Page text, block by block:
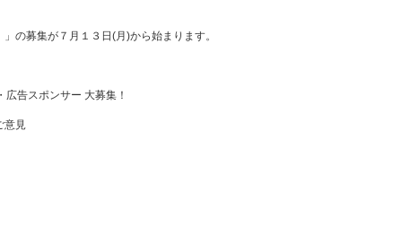
の募集が７月１３日(月)から始まります。
告スポンサー 大募集！
意見